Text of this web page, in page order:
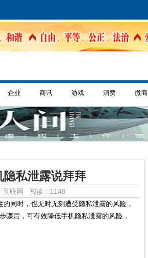
企业 商讯 游戏 消费 微商
私泄露说拜拜
互联网 阅读：1148
同时，也无时无刻遭受隐私泄露的风险，
骤后，可有效降低手机隐私泄露的风险，